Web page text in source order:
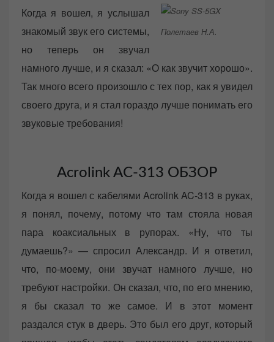
Полетаев Н.А.
Когда я вошел, я услышал
знакомый звук его системы,
но теперь он звучал
намного лучше, и я сказал: «О как звучит хорошо».
Так много всего произошло с тех пор, как я увидел
своего друга, и я стал гораздо лучше понимать его
звуковые требования!
Acrolink AC-313 ОБЗОР
Когда я вошел с кабелями Acrolink AC-313 в руках,
я понял, почему, потому что там стояла новая
пара коаксиальных в рупорах. «Ну, что ты
думаешь?» — спросил Александр. И я ответил,
что, по-моему, они звучат намного лучше, но
требуют настройки. Он сказал, что, по его мнению,
я бы сказал то же самое. И в этот момент
раздался стук в дверь. Это был его друг, который